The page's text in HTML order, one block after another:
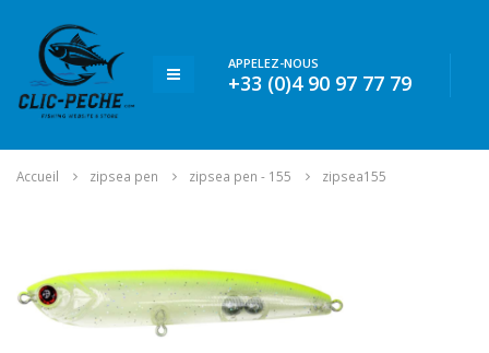
APPELEZ-NOUS
+33 (0)4 90 97 77 79
Accueil zipsea pen zipsea pen - 155 zipsea155